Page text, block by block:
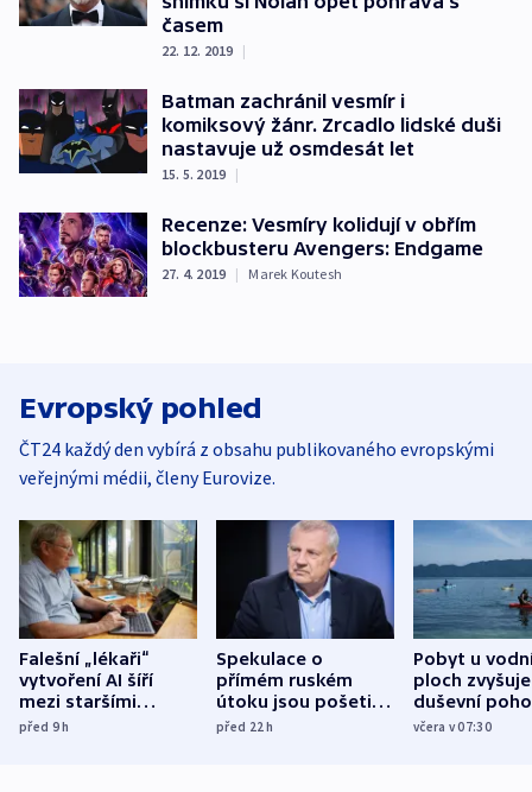
časem
22. 12. 2019 |
Batman zachránil vesmír i
komiksový žánr. Zrcadlo lidské duši
nastavuje už osmdesát let
15. 5. 2019 |
Recenze: Vesmíry kolidují v obřím
blockbusteru Avengers: Endgame
27. 4. 2019 | Marek Koutesh
Evropský pohled
ČT24 každý den vybírá z obsahu publikovaného evropskými
veřejnými médii, členy Eurovize.
Falešní „lékaři“
vytvoření AI šíří
mezi staršími
Poláky nebezpečné
před 9h
Spekulace o
přímém ruském
útoku jsou pošetilé,
míní estonský
před 22h
Pobyt u
ploch zvyšuje
duševní
ukázala
včera v 07:30